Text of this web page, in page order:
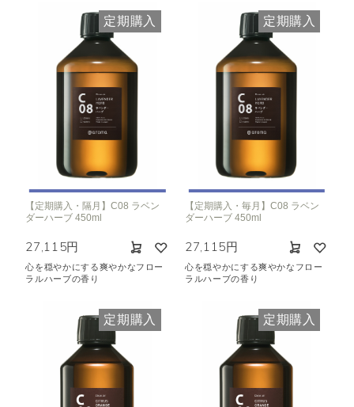
定期購入
【定期購入・隔月】C08 ラベン
ダーハーブ 450ml
27,115円
心を穏やかにする爽やかなフロー
ラルハーブの香り
定期購入
【定期購入・毎月】C08 ラベン
ダーハーブ 450ml
27,115円
心を穏やかにする爽やかなフロー
ラルハーブの香り
定期購入 定期購入